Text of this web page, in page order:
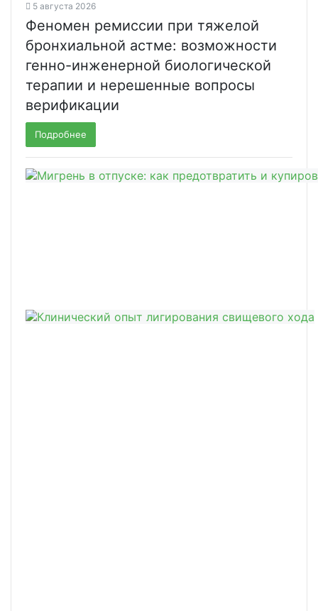
5 августа 2026
Феномен ремиссии при тяжелой
бронхиальной астме: возможности
генно-инженерной биологической
терапии и нерешенные вопросы
верификации
Подробнее